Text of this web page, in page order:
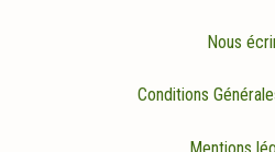
Nous
Conditions